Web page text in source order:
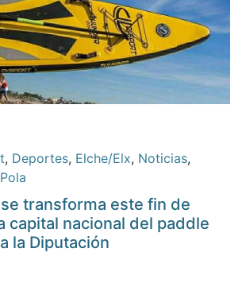
, Deportes, Elche/Elx, Noticias,
transforma este fin de
capital nacional del paddle
la Diputación